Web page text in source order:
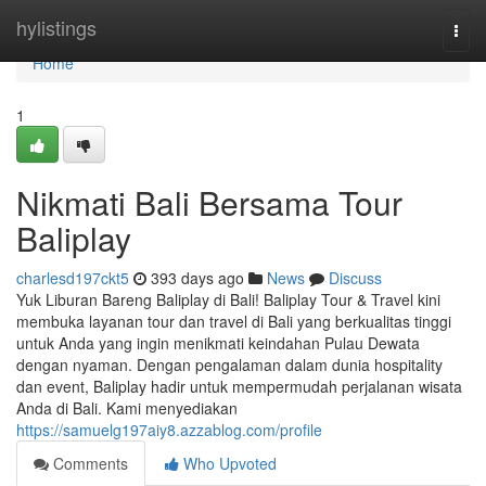
hylistings
Home
Home
1
Nikmati Bali Bersama Tour
Baliplay
charlesd197ckt5 393 days ago News
Discuss
Yuk Liburan Bareng Baliplay di Bali! Baliplay Tour & Travel kini
membuka layanan tour dan travel di Bali yang berkualitas tinggi
untuk Anda yang ingin menikmati keindahan Pulau Dewata
dengan nyaman. Dengan pengalaman dalam dunia hospitality
dan event, Baliplay hadir untuk mempermudah perjalanan wisata
Anda di Bali. Kami menyediakan
https://samuelg197aiy8.azzablog.com/profile
Comments
Who Upvoted